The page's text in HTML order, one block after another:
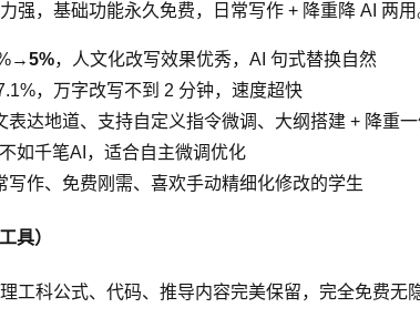
强，基础功能永久免费，日常写作 + 降重降 AI 两用
5%，人文化改写效果优秀，AI 句式替换自然
，万字改写不到 2 分钟，速度超快
表达地道、支持自定义指令微调、大纲搭建 + 降重
如千笔AI，适合自主微调优化
写作、免费刚需、喜欢手动精细化修改的学生
具）
工科公式、代码、推导内容完美保留，完全免费无